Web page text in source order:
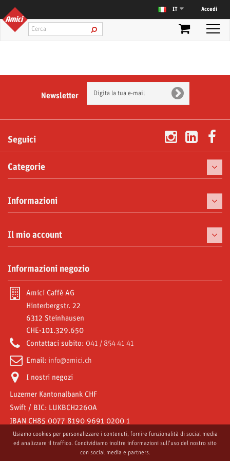
IT Accedi
Newsletter
Seguici
Categorie
Caffè
Macchine da caffè
Tazzine
Moke e Accessori
Abbonamenti
Amici World
Informazioni
Il mio account
I miei ordini
Le mie note di credito
I miei indirizzi
Le mie informazioni personali
I miei buoni
Informazioni negozio
Amici Caffè AG
Hinterbergstr. 22
6312 Steinhausen
CHE-101.329.650
Contattaci subito: 041 / 854 41 41
Email: info@amici.ch
I nostri negozi
Luzerner Kantonalbank CHF
Swift / BIC: LUKBCH2260A
IBAN CH85 0077 8190 9691 0200 1
Usiamo cookies per personalizzare i contenuti, fornire funzionalità di social media
ed analizzare il traffico. Condividiamo inoltre informazioni sull'uso del nostro sito
con social media e partners.